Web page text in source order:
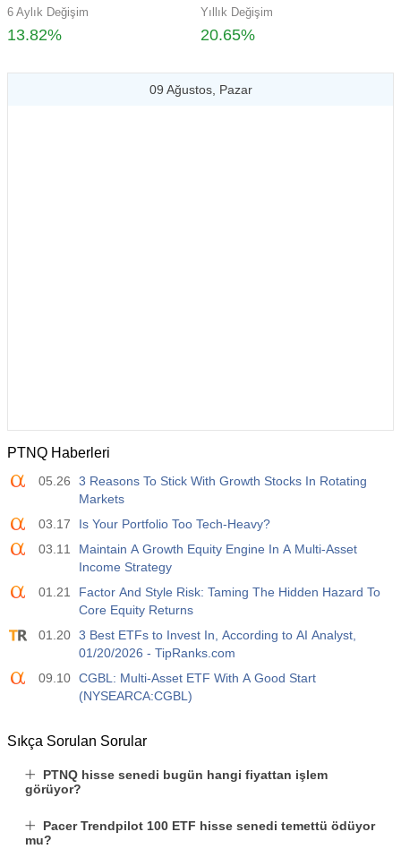
6 Aylık Değişim
13.82%
Yıllık Değişim
20.65%
09 Ağustos, Pazar
PTNQ Haberleri
05.26
3 Reasons To Stick With Growth Stocks In Rotating
Markets
03.17
Is Your Portfolio Too Tech-Heavy?
03.11
Maintain A Growth Equity Engine In A Multi-Asset
Income Strategy
01.21
Factor And Style Risk: Taming The Hidden Hazard To
Core Equity Returns
01.20 3 Best ETFs to Invest In, According to AI Analyst,
01/20/2026 - TipRanks.com
09.10 CGBL: Multi-Asset ETF With A Good Start
(NYSEARCA:CGBL)
Sıkça Sorulan Sorular
PTNQ hisse senedi bugün hangi fiyattan işlem
görüyor?
Pacer Trendpilot 100 ETF hisse senedi temettü ödüyor
mu?